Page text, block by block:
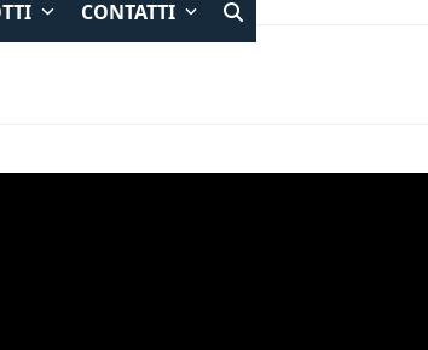
CONTATTI